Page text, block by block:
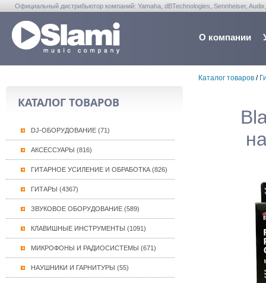
Официальный дистрибьютор компаний: Yamaha, dBTechnologies, Sennheiser,
О компании
КАТАЛОГ ТОВАРОВ
DJ-ОБОРУДОВАНИЕ (71)
АКСЕССУАРЫ (816)
ГИТАРНОЕ УСИЛЕНИЕ И ОБРАБОТКА (826)
ГИТАРЫ (4367)
ЗВУКОВОЕ ОБОРУДОВАНИЕ (589)
КЛАВИШНЫЕ ИНСТРУМЕНТЫ (1091)
МИКРОФОНЫ И РАДИОСИСТЕМЫ (671)
НАУШНИКИ И ГАРНИТУРЫ (55)
Каталог товаров/